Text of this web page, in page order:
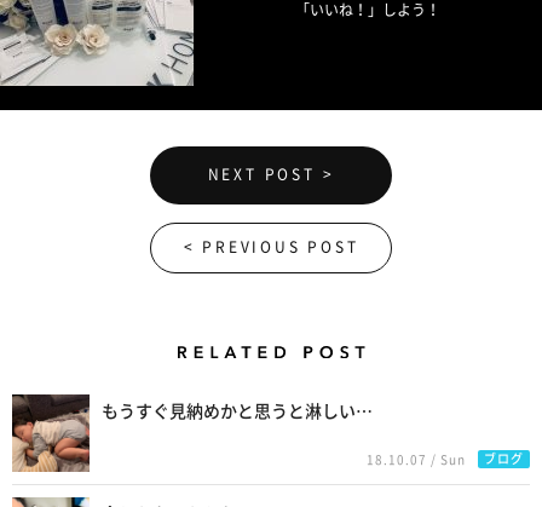
「いいね！」しよう！
NEXT POST >
< PREVIOUS POST
もうすぐ見納めかと思うと淋しい…
18.10.07 / Sun ブログ